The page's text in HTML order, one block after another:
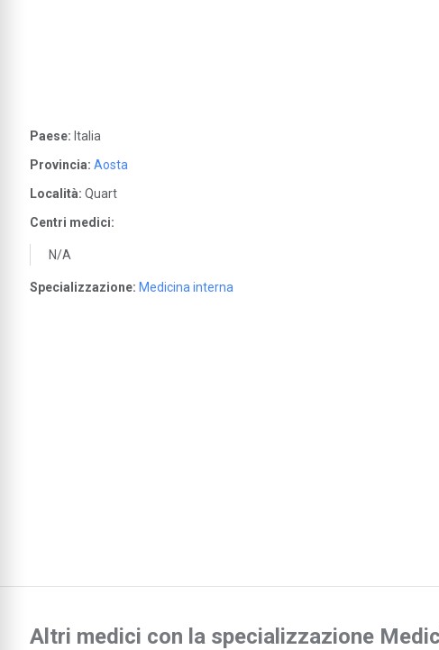
Paese: Italia
Provincia: Aosta
Località: Quart
Centri medici:
N/A
Specializzazione: Medicina interna
Altri medici con la specializzazione